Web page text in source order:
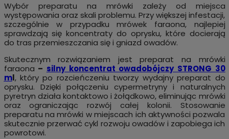
Wybór preparatu na mrówki zależy od miejsca
występowania oraz skali problemu. Przy większej infestacji,
szczególnie w przypadku mrówek faraona, najlepiej
sprawdzają się koncentraty do oprysku, które docierają
do tras przemieszczania się i gniazd owadów.
Skutecznym rozwiązaniem jest preparat na mrówki
faraona – silny koncentrat owadobójczy STRONG 30
ml,który po rozcieńczeniu tworzy wydajny preparat do
oprysku. Dzięki połączeniu cypermetryny i naturalnych
pyretryn działa kontaktowo i żołądkowo, eliminując mrówki
oraz ograniczając rozwój całej kolonii. Stosowanie
preparatu na mrówki w miejscach ich aktywności pozwala
skutecznie przerwać cykl rozwoju owadów i zapobiega ich
powrotowi.